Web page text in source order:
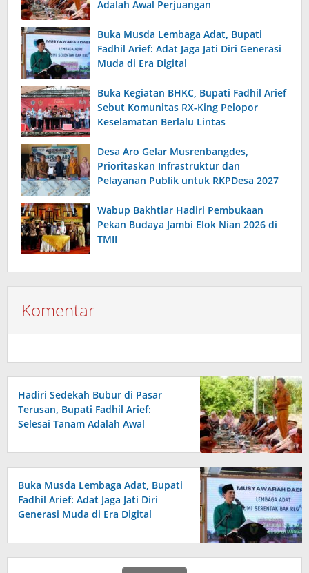
Adalah Awal Perjuangan
Buka Musda Lembaga Adat, Bupati
Fadhil Arief: Adat Jaga Jati Diri Generasi
Muda di Era Digital
Buka Kegiatan BHKC, Bupati Fadhil Arief
Sebut Komunitas RX-King Pelopor
Keselamatan Berlalu Lintas
Desa Aro Gelar Musrenbangdes,
Prioritaskan Infrastruktur dan
Pelayanan Publik untuk RKPDesa 2027
Wabup Bakhtiar Hadiri Pembukaan
Pekan Budaya Jambi Elok Nian 2026 di
TMII
Komentar
Hadiri Sedekah Bubur di Pasar
Terusan, Bupati Fadhil Arief:
Selesai Tanam Adalah Awal
Buka Musda Lembaga Adat, Bupati
Fadhil Arief: Adat Jaga Jati Diri
Generasi Muda di Era Digital